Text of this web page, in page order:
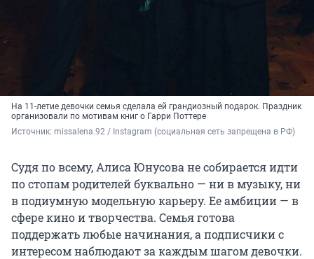
На 11-летие девочки семья сделала ей грандиозный подарок. Праздник
организовали по мотивам книг о Гарри Поттере
Источник: missalena.92 / Instagram (социальная сеть запрещена в РФ)
Судя по всему, Алиса Юнусова не собирается идти
по стопам родителей буквально — ни в музыку, ни
в подиумную модельную карьеру. Ее амбиции — в
сфере кино и творчества. Семья готова
поддержать любые начинания, а подписчики с
интересом наблюдают за каждым шагом девочки.